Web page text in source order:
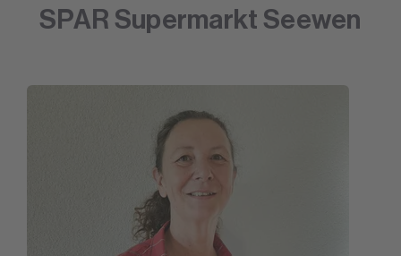
SPAR Supermarkt Seewen